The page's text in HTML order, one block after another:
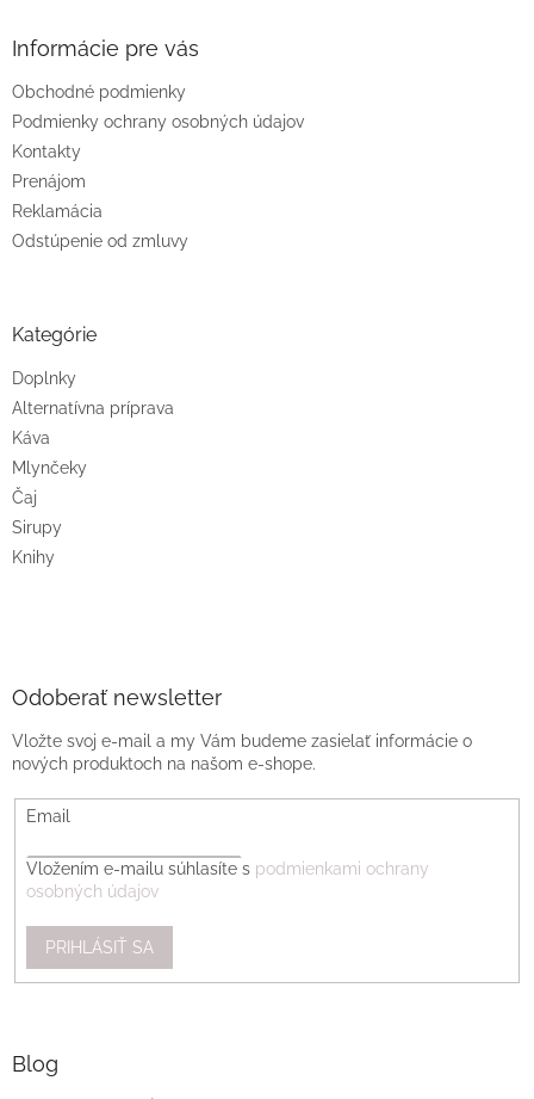
Informácie pre vás
Obchodné podmienky
Podmienky ochrany osobných údajov
Kontakty
Prenájom
Reklamácia
Odstúpenie od zmluvy
Kategórie
Doplnky
Alternatívna príprava
Káva
Mlynčeky
Čaj
Sirupy
Knihy
Odoberať newsletter
Vložte svoj e-mail a my Vám budeme zasielať informácie o
nových produktoch na našom e-shope.
Email
Vložením e-mailu súhlasíte s podmienkami ochrany
osobných údajov
PRIHLÁSIŤ SA
Blog